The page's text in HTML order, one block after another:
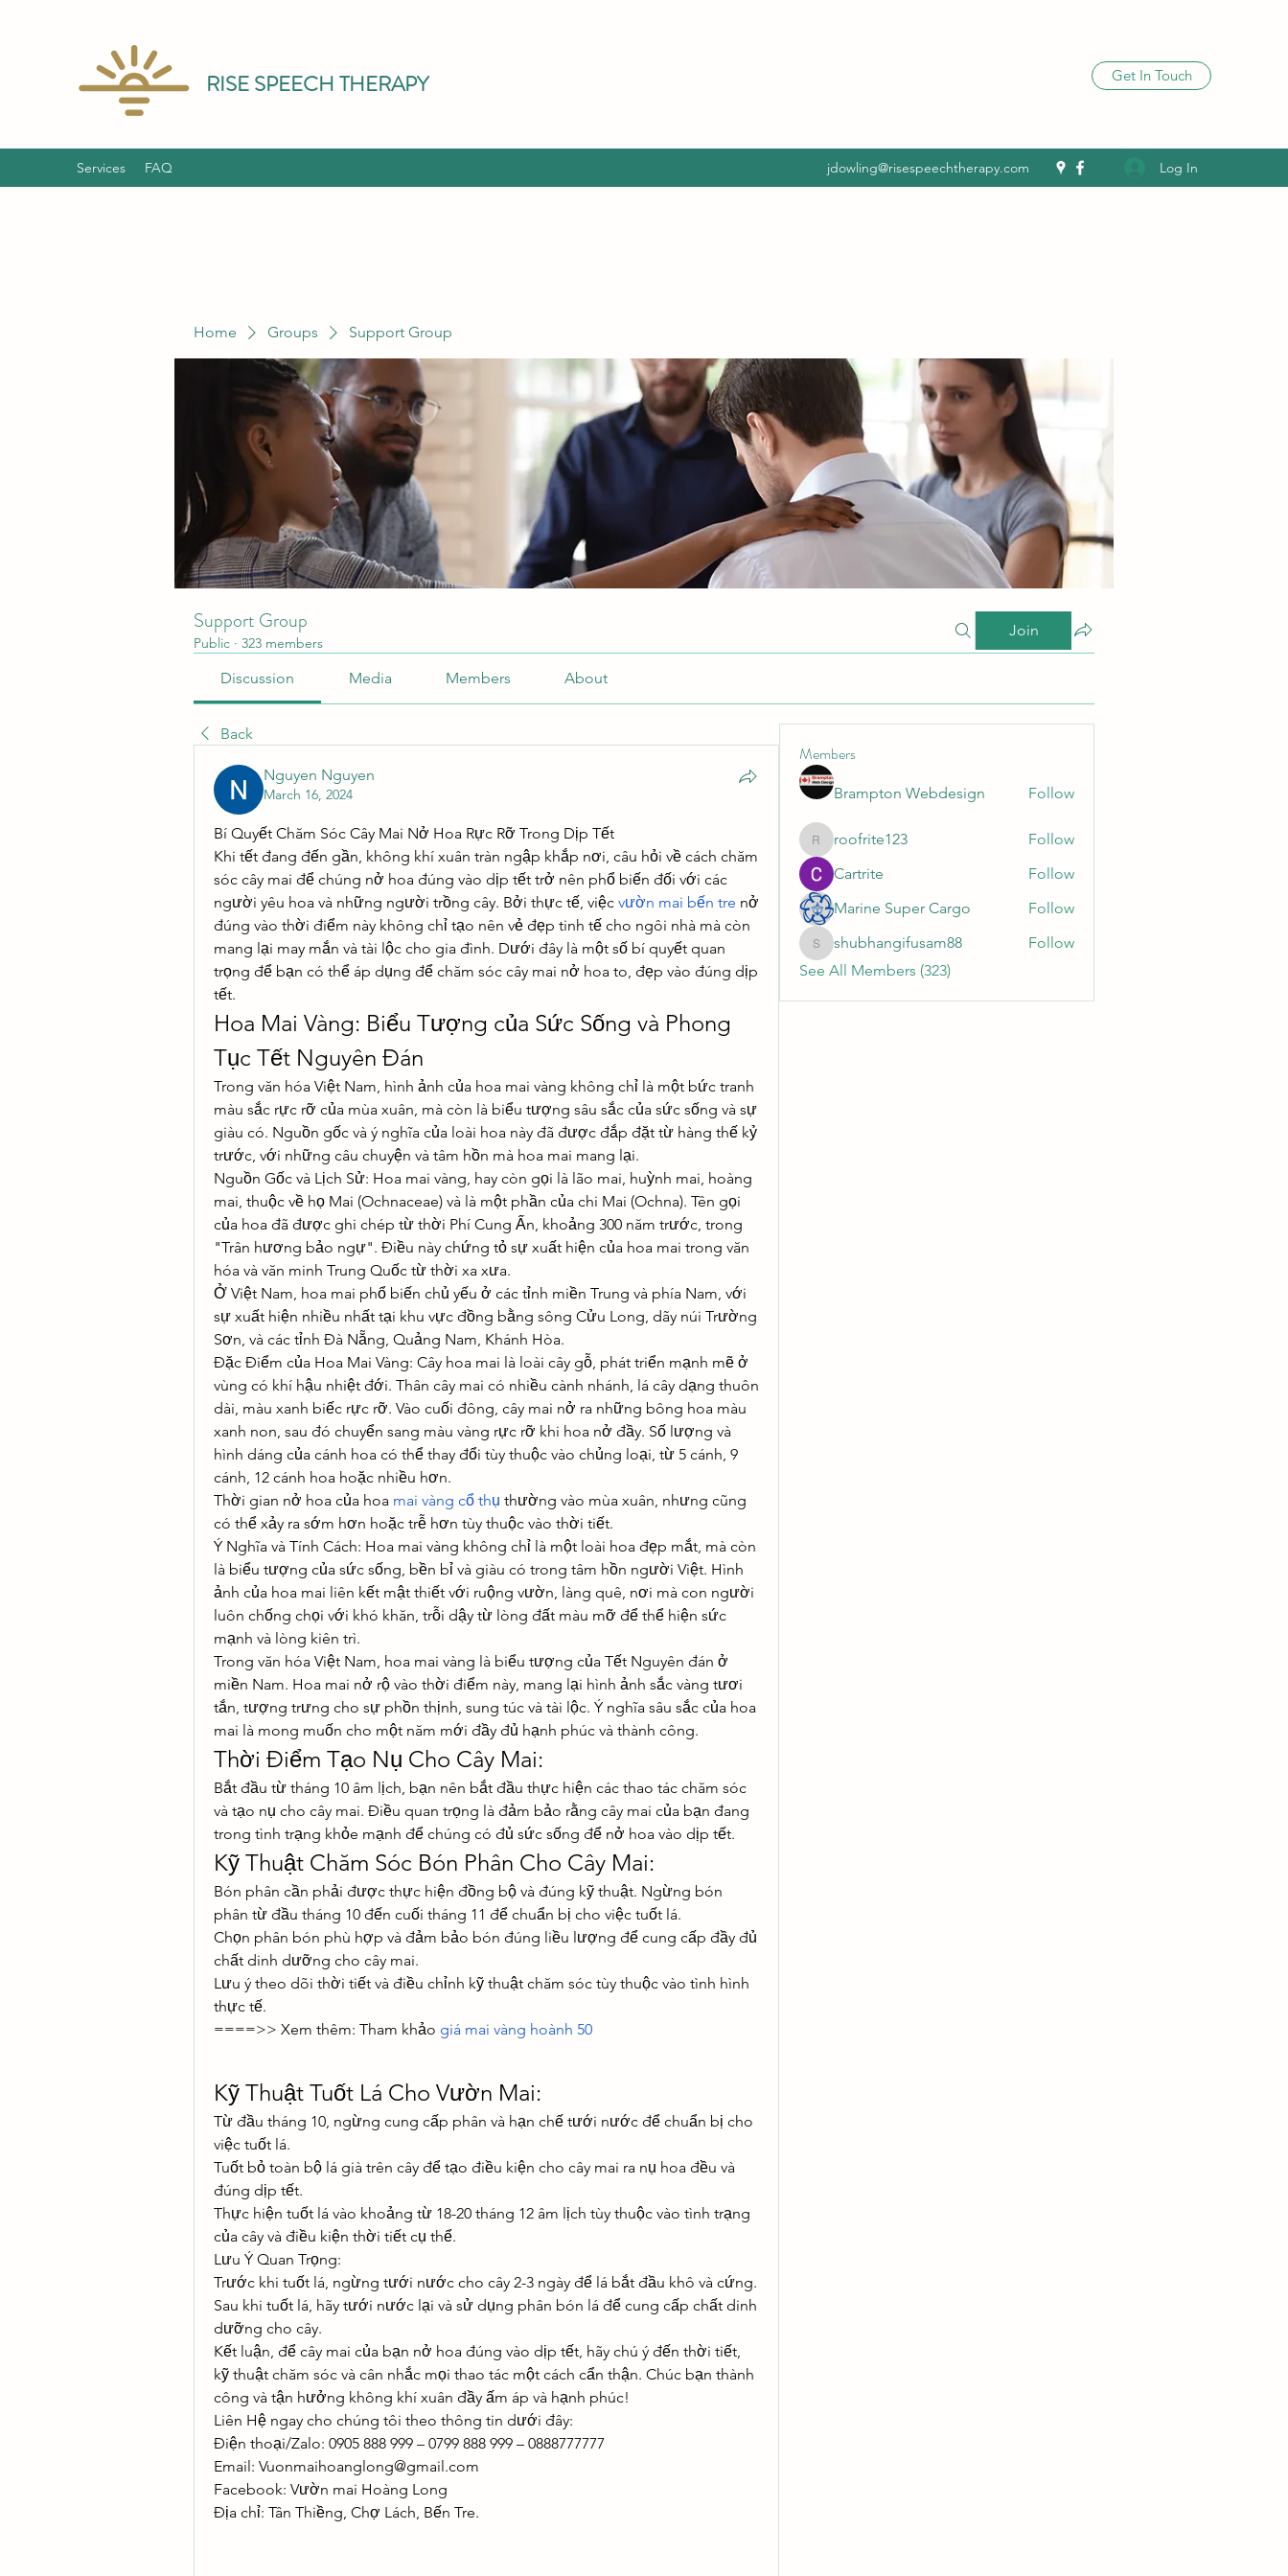
RISE SPEECH THERAPY Get In Touch
Services FAQ jdowling@risespeechtherapy.com Log In
Home Groups Support Group
Support Group
Public · 323 members
Join
Discussion Media Members About
Back
Nguyen Nguyen
March 16, 2024
Bí Quyết Chăm Sóc Cây Mai Nở Hoa Rực Rỡ Trong Dịp Tết
Khi tết đang đến gần, không khí xuân tràn ngập khắp nơi, câu hỏi về cách chăm
sóc cây mai để chúng nở hoa đúng vào dịp tết trở nên phổ biến đối với các
người yêu hoa và những người trồng cây. Bởi thực tế, việc vườn mai bến tre nở
đúng vào thời điểm này không chỉ tạo nên vẻ đẹp tinh tế cho ngôi nhà mà còn
mang lại may mắn và tài lộc cho gia đình. Dưới đây là một số bí quyết quan
trọng để bạn có thể áp dụng để chăm sóc cây mai nở hoa to, đẹp vào đúng dịp
tết.
Hoa Mai Vàng: Biểu Tượng của Sức Sống và Phong
Tục Tết Nguyên Đán
Trong văn hóa Việt Nam, hình ảnh của hoa mai vàng không chỉ là một bức tranh
màu sắc rực rỡ của mùa xuân, mà còn là biểu tượng sâu sắc của sức sống và sự
giàu có. Nguồn gốc và ý nghĩa của loài hoa này đã được đắp đặt từ hàng thế kỷ
trước, với những câu chuyện và tâm hồn mà hoa mai mang lại.
Nguồn Gốc và Lịch Sử: Hoa mai vàng, hay còn gọi là lão mai, huỳnh mai, hoàng
mai, thuộc về họ Mai (Ochnaceae) và là một phần của chi Mai (Ochna). Tên gọi
của hoa đã được ghi chép từ thời Phí Cung Ấn, khoảng 300 năm trước, trong
"Trân hương bảo ngự". Điều này chứng tỏ sự xuất hiện của hoa mai trong văn
hóa và văn minh Trung Quốc từ thời xa xưa.
Ở Việt Nam, hoa mai phổ biến chủ yếu ở các tỉnh miền Trung và phía Nam, với
sự xuất hiện nhiều nhất tại khu vực đồng bằng sông Cửu Long, dãy núi Trường
Sơn, và các tỉnh Đà Nẵng, Quảng Nam, Khánh Hòa.
Đặc Điểm của Hoa Mai Vàng: Cây hoa mai là loài cây gỗ, phát triển mạnh mẽ ở
vùng có khí hậu nhiệt đới. Thân cây mai có nhiều cành nhánh, lá cây dạng thuôn
dài, màu xanh biếc rực rỡ. Vào cuối đông, cây mai nở ra những bông hoa màu
xanh non, sau đó chuyển sang màu vàng rực rỡ khi hoa nở đầy. Số lượng và
hình dáng của cánh hoa có thể thay đổi tùy thuộc vào chủng loại, từ 5 cánh, 9
cánh, 12 cánh hoa hoặc nhiều hơn.
Thời gian nở hoa của hoa mai vàng cổ thụ thường vào mùa xuân, nhưng cũng
có thể xảy ra sớm hơn hoặc trễ hơn tùy thuộc vào thời tiết.
Ý Nghĩa và Tính Cách: Hoa mai vàng không chỉ là một loài hoa đẹp mắt, mà còn
là biểu tượng của sức sống, bền bỉ và giàu có trong tâm hồn người Việt. Hình
ảnh của hoa mai liên kết mật thiết với ruộng vườn, làng quê, nơi mà con người
luôn chống chọi với khó khăn, trỗi dậy từ lòng đất màu mỡ để thể hiện sức
mạnh và lòng kiên trì.
Trong văn hóa Việt Nam, hoa mai vàng là biểu tượng của Tết Nguyên đán ở
miền Nam. Hoa mai nở rộ vào thời điểm này, mang lại hình ảnh sắc vàng tươi
tắn, tượng trưng cho sự phồn thịnh, sung túc và tài lộc. Ý nghĩa sâu sắc của hoa
mai là mong muốn cho một năm mới đầy đủ hạnh phúc và thành công.
Thời Điểm Tạo Nụ Cho Cây Mai:
Bắt đầu từ tháng 10 âm lịch, bạn nên bắt đầu thực hiện các thao tác chăm sóc
và tạo nụ cho cây mai. Điều quan trọng là đảm bảo rằng cây mai của bạn đang
trong tình trạng khỏe mạnh để chúng có đủ sức sống để nở hoa vào dịp tết.
Kỹ Thuật Chăm Sóc Bón Phân Cho Cây Mai:
Bón phân cần phải được thực hiện đồng bộ và đúng kỹ thuật. Ngừng bón
phân từ đầu tháng 10 đến cuối tháng 11 để chuẩn bị cho việc tuốt lá.
Chọn phân bón phù hợp và đảm bảo bón đúng liều lượng để cung cấp đầy đủ
chất dinh dưỡng cho cây mai.
Lưu ý theo dõi thời tiết và điều chỉnh kỹ thuật chăm sóc tùy thuộc vào tình hình
thực tế.
====>> Xem thêm: Tham khảo giá mai vàng hoành 50
Kỹ Thuật Tuốt Lá Cho Vườn Mai:
Từ đầu tháng 10, ngừng cung cấp phân và hạn chế tưới nước để chuẩn bị cho
việc tuốt lá.
Tuốt bỏ toàn bộ lá già trên cây để tạo điều kiện cho cây mai ra nụ hoa đều và
đúng dịp tết.
Thực hiện tuốt lá vào khoảng từ 18-20 tháng 12 âm lịch tùy thuộc vào tình trạng
của cây và điều kiện thời tiết cụ thể.
Lưu Ý Quan Trọng:
Trước khi tuốt lá, ngừng tưới nước cho cây 2-3 ngày để lá bắt đầu khô và cứng.
Sau khi tuốt lá, hãy tưới nước lại và sử dụng phân bón lá để cung cấp chất dinh
dưỡng cho cây.
Kết luận, để cây mai của bạn nở hoa đúng vào dịp tết, hãy chú ý đến thời tiết,
kỹ thuật chăm sóc và cân nhắc mọi thao tác một cách cẩn thận. Chúc bạn thành
công và tận hưởng không khí xuân đầy ấm áp và hạnh phúc!
Liên Hệ ngay cho chúng tôi theo thông tin dưới đây:
Điện thoại/Zalo: 0905 888 999 – 0799 888 999 – 0888777777
Email: Vuonmaihoanglong@gmail.com
Facebook: Vườn mai Hoàng Long
Địa chỉ: Tân Thiềng, Chợ Lách, Bến Tre.
Members
Brampton Webdesign Follow
roofrite123
roofrite123
Follow
Cartrite
Follow
Marine Super Cargo
Follow
shubhangifusam88
shubhangifusam88
Follow
See All Members (323)